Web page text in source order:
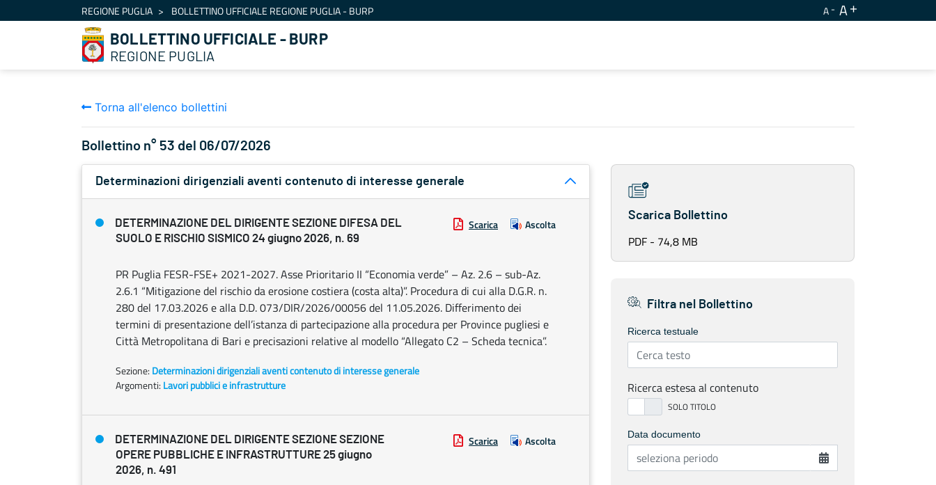
Salta al contenutoREGIONE PUGLIA BOLLETTINO UFFICIALE REGIONE PUGLIA - BURP A A
BOLLETTINO UFFICIALE - BURP
REGIONE PUGLIA
Torna all'elenco bollettini
Bollettino n° 53 del 06/07/2026
Determinazioni dirigenziali aventi contenuto di interesse generale
DETERMINAZIONE DEL DIRIGENTE SEZIONE DIFESA DEL
SUOLO E RISCHIO SISMICO 24 giugno 2026, n. 69
Scarica Ascolta
PR Puglia FESR-FSE+ 2021-2027. Asse Prioritario II “Economia verde” – Az. 2.6 – sub-Az.
2.6.1 “Mitigazione del rischio da erosione costiera (costa alta)”. Procedura di cui alla D.G.R. n.
280 del 17.03.2026 e alla D.D. 073/DIR/2026/00056 del 11.05.2026. Differimento dei
termini di presentazione dell’istanza di partecipazione alla procedura per Province pugliesi e
Città Metropolitana di Bari e precisazioni relative al modello “Allegato C2 – Scheda tecnica”.
Sezione: Determinazioni dirigenziali aventi contenuto di interesse generale
Argomenti: Lavori pubblici e infrastrutture
DETERMINAZIONE DEL DIRIGENTE SEZIONE SEZIONE
OPERE PUBBLICHE E INFRASTRUTTURE 25 giugno
2026, n. 491
Scarica Ascolta
Scarica Bollettino
PDF - 74,8 MB
Filtra nel Bollettino
Ricerca testuale
Ricerca estesa al contenuto
Data documento